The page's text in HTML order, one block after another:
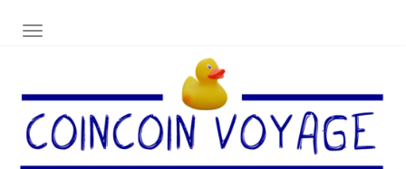
AFFICHER/MASQUER LA NAVIGATION